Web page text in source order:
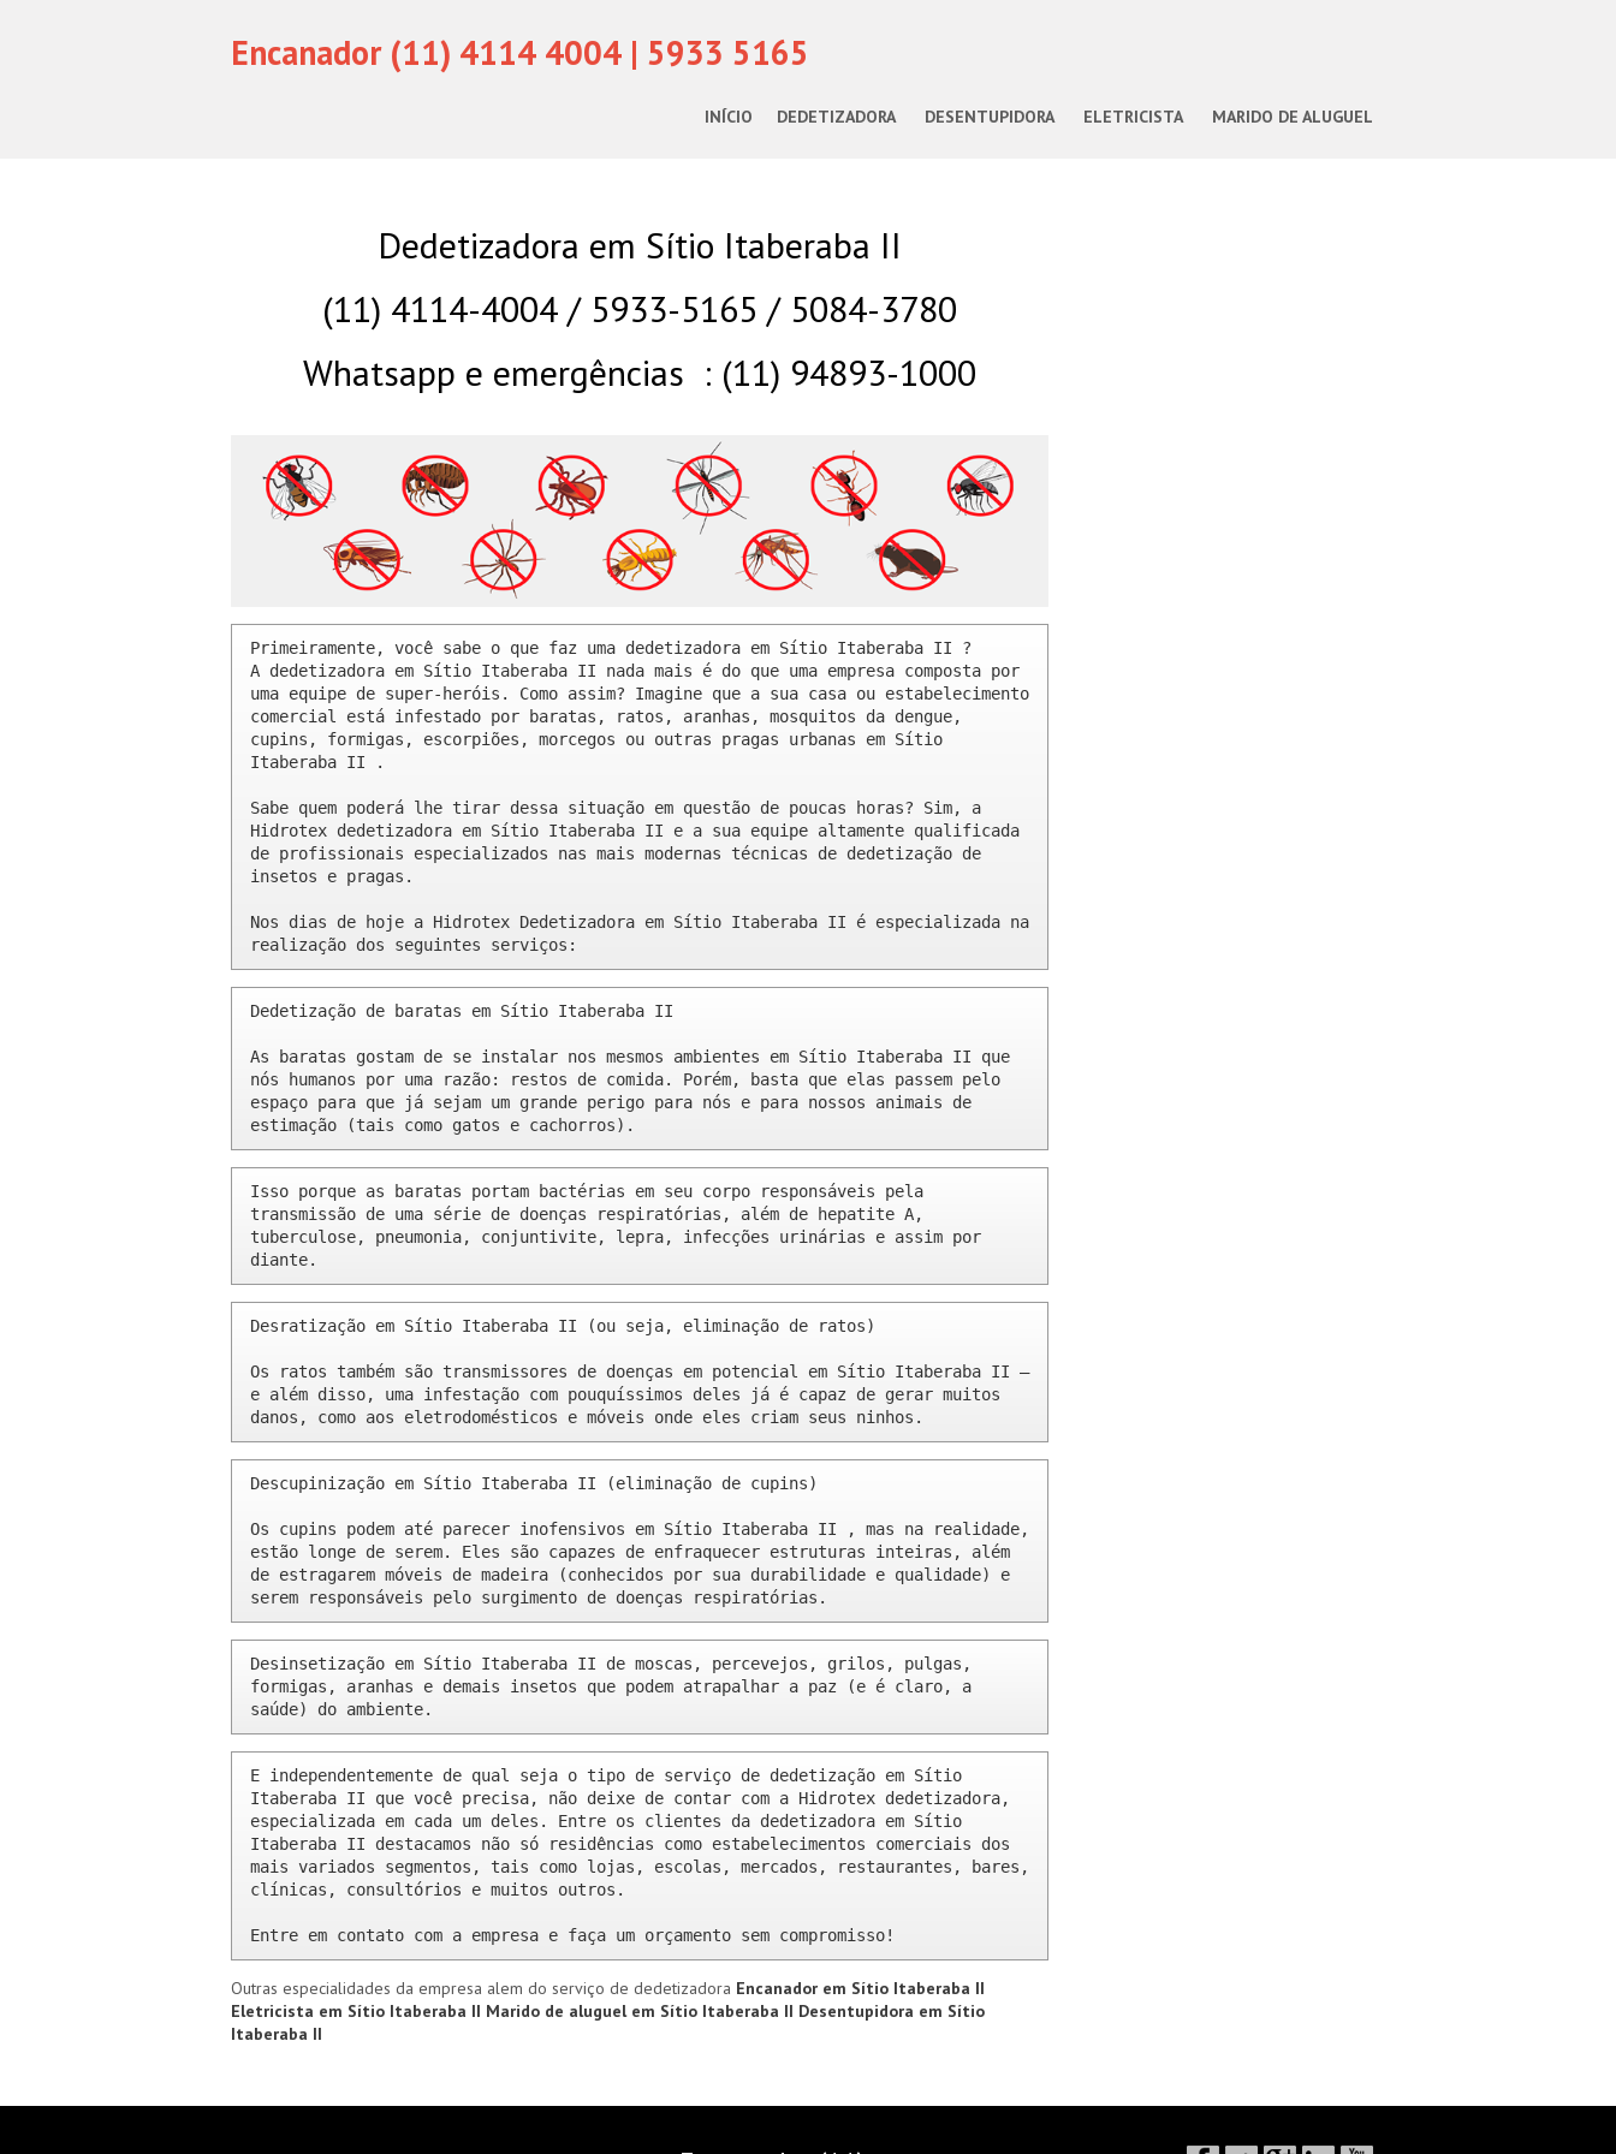
Encanador (11) 4114 4004 | 5933 5165
INÍCIO DEDETIZADORA DESENTUPIDORA ELETRICISTA MARIDO DE ALUGUEL
Dedetizadora em Sítio Itaberaba II
(11) 4114-4004 / 5933-5165 / 5084-3780
Whatsapp e emergências : (11) 94893-1000
Primeiramente, você sabe o que faz uma dedetizadora em Sítio Itaberaba II ?
A dedetizadora em Sítio Itaberaba II nada mais é do que uma empresa composta por
uma equipe de super-heróis. Como assim? Imagine que a sua casa ou estabelecimento
comercial está infestado por baratas, ratos, aranhas, mosquitos da dengue,
cupins, formigas, escorpiões, morcegos ou outras pragas urbanas em Sítio
Itaberaba II .
Sabe quem poderá lhe tirar dessa situação em questão de poucas horas? Sim, a
Hidrotex dedetizadora em Sítio Itaberaba II e a sua equipe altamente qualificada
de profissionais especializados nas mais modernas técnicas de dedetização de
insetos e pragas.
Nos dias de hoje a Hidrotex Dedetizadora em Sítio Itaberaba II é especializada na
realização dos seguintes serviços:
Dedetização de baratas em Sítio Itaberaba II
As baratas gostam de se instalar nos mesmos ambientes em Sítio Itaberaba II que
nós humanos por uma razão: restos de comida. Porém, basta que elas passem pelo
espaço para que já sejam um grande perigo para nós e para nossos animais de
estimação (tais como gatos e cachorros).
Isso porque as baratas portam bactérias em seu corpo responsáveis pela
transmissão de uma série de doenças respiratórias, além de hepatite A,
tuberculose, pneumonia, conjuntivite, lepra, infecções urinárias e assim por
diante.
Desratização em Sítio Itaberaba II (ou seja, eliminação de ratos)
Os ratos também são transmissores de doenças em potencial em Sítio Itaberaba II –
e além disso, uma infestação com pouquíssimos deles já é capaz de gerar muitos
danos, como aos eletrodomésticos e móveis onde eles criam seus ninhos.
Descupinização em Sítio Itaberaba II (eliminação de cupins)
Os cupins podem até parecer inofensivos em Sítio Itaberaba II , mas na realidade,
estão longe de serem. Eles são capazes de enfraquecer estruturas inteiras, além
de estragarem móveis de madeira (conhecidos por sua durabilidade e qualidade) e
serem responsáveis pelo surgimento de doenças respiratórias.
Desinsetização em Sítio Itaberaba II de moscas, percevejos, grilos, pulgas,
formigas, aranhas e demais insetos que podem atrapalhar a paz (e é claro, a
saúde) do ambiente.
E independentemente de qual seja o tipo de serviço de dedetização em Sítio
Itaberaba II que você precisa, não deixe de contar com a Hidrotex dedetizadora,
especializada em cada um deles. Entre os clientes da dedetizadora em Sítio
Itaberaba II destacamos não só residências como estabelecimentos comerciais dos
mais variados segmentos, tais como lojas, escolas, mercados, restaurantes, bares,
clínicas, consultórios e muitos outros.
Entre em contato com a empresa e faça um orçamento sem compromisso!
Outras especialidades da empresa alem do serviço de dedetizadora Encanador em Sítio Itaberaba II
Eletricista em Sítio Itaberaba II Marido de aluguel em Sítio Itaberaba II Desentupidora em Sítio
Itaberaba II